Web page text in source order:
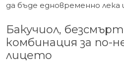
да бъде едновременно лека
Бакучиол,
комбинация за по-
лицето